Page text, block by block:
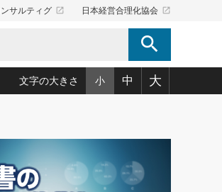
サルティグ launch 日本経営合理化協会 launch
search
人(127)
学(132)
めの「か・ら・だマネジメント」
仕事術(180)
インタビュー(44)
営ニュース(100)
庵(けいえいむぎょうあん)(166)
文字の大きさ 小 中 大